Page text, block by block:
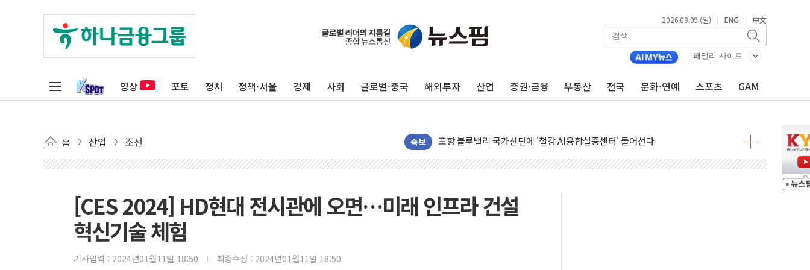
2026.08.09 (일) | ENG | 中文
패밀리 사이트
영상 포토 정치 정책·서울 경제 사회 글로벌·중국 해외투자 산업 증권·금융 부동산 전국 문화·연예 스포츠 GAM
홈 산업 조선 속보
평택 진위면 공장서 질식사고 발생…작업자 1명 숨져
상주 낙동강 선착장 하류서 50대 숨진 채 발견...경찰, 조사 중
[종합] 김민석, 정청래에 누적 '1.48%p' 차 선두 유지...金 46.01% vs 鄭 44.53%
인천서 말다툼 중 어머니 살해 10대 구속…범행 후 반려견도 죽여
김민석, 강원·대구·경북 경선서 정청래에 승리…金 48.54% vs 鄭 44.40%
[CES 2024] HD현대 전시관에 오면…미래 인프라 건설
혁신기술 체험
기사입력 : 2024년01월11일 18:50 최종수정 : 2024년01월11일 18:50